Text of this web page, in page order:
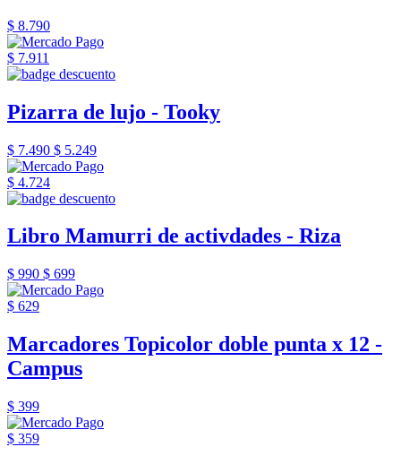
$ 8.790
$ 7.911
Pizarra de lujo - Tooky
$ 7.490 $ 5.249
$ 4.724
Libro Mamurri de activdades - Riza
$ 990 $ 699
$ 629
Marcadores Topicolor doble punta x 12 -
Campus
$ 399
$ 359